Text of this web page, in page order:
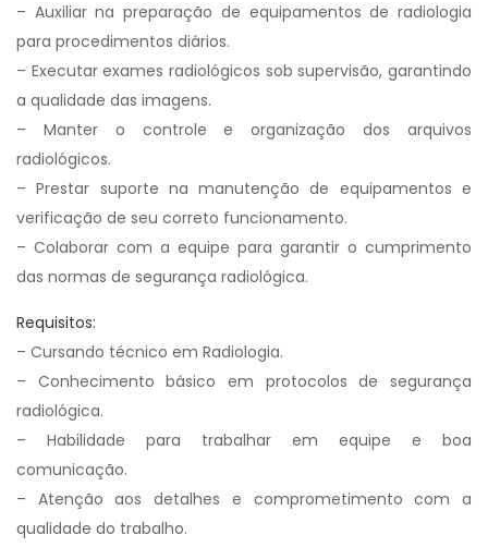
– Auxiliar na preparação de equipamentos de radiologia
para procedimentos diários.
– Executar exames radiológicos sob supervisão, garantindo
a qualidade das imagens.
– Manter o controle e organização dos arquivos
radiológicos.
– Prestar suporte na manutenção de equipamentos e
verificação de seu correto funcionamento.
– Colaborar com a equipe para garantir o cumprimento
das normas de segurança radiológica.
Requisitos:
– Cursando técnico em Radiologia.
– Conhecimento básico em protocolos de segurança
radiológica.
– Habilidade para trabalhar em equipe e boa
comunicação.
– Atenção aos detalhes e comprometimento com a
qualidade do trabalho.